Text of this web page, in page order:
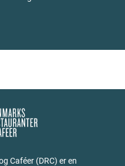
Caféer (DRC) er en